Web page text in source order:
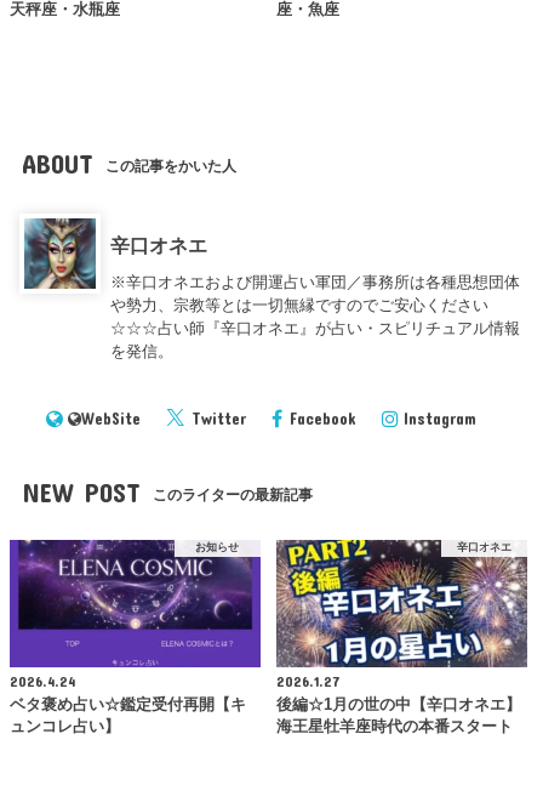
天秤座・水瓶座
座・魚座
ABOUT この記事をかいた人
辛口オネエ
※辛口オネエおよび開運占い軍団／事務所は各種思想団体
や勢力、宗教等とは一切無縁ですのでご安心ください
☆☆☆占い師『辛口オネエ』が占い・スピリチュアル情報
を発信。
WebSite Twitter Facebook Instagram
NEW POST このライターの最新記事
お知らせ
2026.4.24
ベタ褒め占い☆鑑定受付再開【キ
ュンコレ占い】
辛口オネエ
2026.1.27
後編☆1月の世の中【辛口オネエ】
海王星牡羊座時代の本番スタート